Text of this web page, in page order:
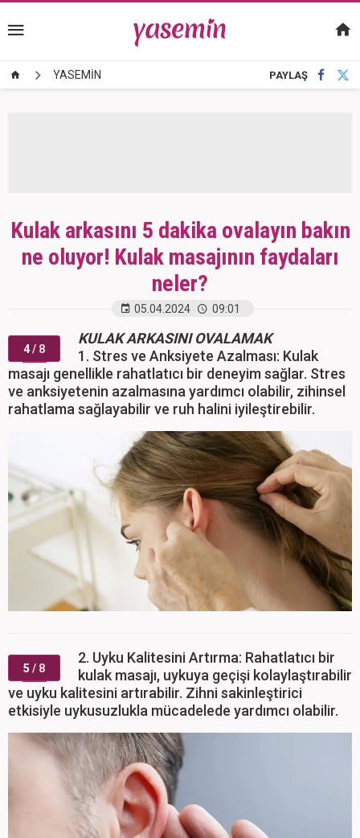
YASEMİN PAYLAŞ
Kulak arkasını 5 dakika ovalayın bakın
ne oluyor! Kulak masajının faydaları
neler?
05.04.2024 09:01
4/ 8
KULAK ARKASINI OVALAMAK
1. Stres ve Anksiyete Azalması: Kulak
masajı genellikle rahatlatıcı bir deneyim sağlar. Stres
ve anksiyetenin azalmasına yardımcı olabilir, zihinsel
rahatlama sağlayabilir ve ruh halini iyileştirebilir.
5 / 8
2. Uyku Kalitesini Artırma: Rahatlatıcı bir
kulak masajı, uykuya geçişi kolaylaştırabilir
ve uyku kalitesini artırabilir. Zihni sakinleştirici
etkisiyle uykusuzlukla mücadelede yardımcı olabilir.